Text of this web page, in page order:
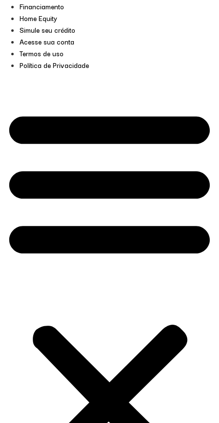
Financiamento
Home Equity
Simule seu crédito
Acesse sua conta
Termos de uso
Política de Privacidade